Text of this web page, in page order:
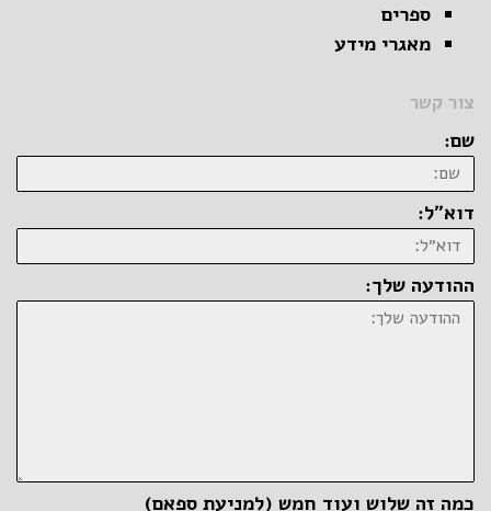
ספרים
מאגרי מידע
צור קשר
שם:
דוא״ל:
ההודעה שלך:
כמה זה שלוש ועוד חמש (למניעת ספאם)